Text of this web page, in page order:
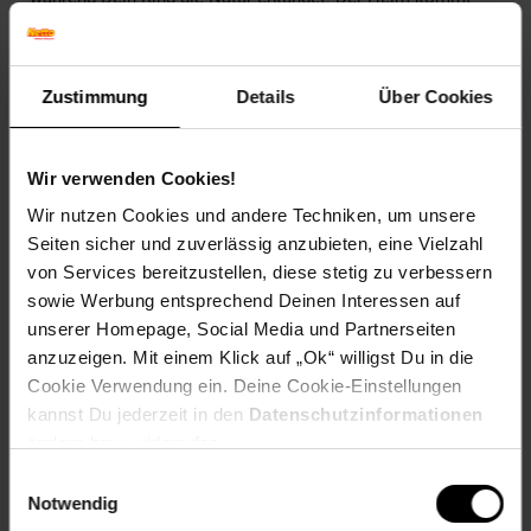
Zustimmung Details Über Cookies
Wir verwenden Cookies!
Wir nutzen Cookies und andere Techniken, um unsere
Seiten sicher und zuverlässig anzubieten, eine Vielzahl
von Services bereitzustellen, diese stetig zu verbessern
sowie Werbung entsprechend Deinen Interessen auf
unserer Homepage, Social Media und Partnerseiten
anzuzeigen. Mit einem Klick auf „Ok“ willigst Du in die
Cookie Verwendung ein. Deine Cookie-Einstellungen
kannst Du jederzeit in den Datenschutzinformationen
Notwendig
bereits montiert zu Dir nach Hause, sodass er direkt
einsatzbereit ist und keine zusätzliche Montage benötigt
wird.
Technische Details
Größe:SM (49-53 cm Kopfumfang).
Gewicht:270 g.
Farbe:Bunt, Multicolour.
Lieferumfang:1 Fahrradhelm.
Verpackung:Karton.
Produkttyp:
Kinderfahrradhelm, ideal für Outdoor-
Aktivitäten.
Fazit
Mit dem KED® MEGGY II ORIGINALS SM Unicorn erhältst
Du einen stylischen und sicheren Fahrradhelm, der speziell
für die Bedürfnisse von Kindern im Alter von 3 bis 8 Jahren
entwickelt wurde. Seine innovativen Sicherheitsmerkmale